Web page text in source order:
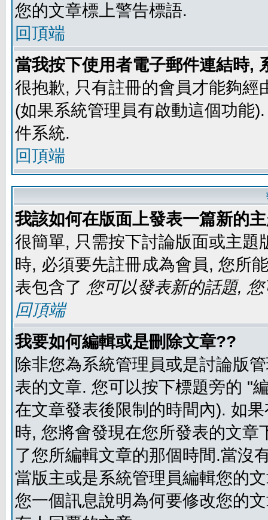
您的文章標上警告標語.
回頂端
當我按下使用者電子郵件連結時,
很抱歉, 只有註冊的會員才能夠
(如果系統管理員有啟動這個功能
件系統.
回頂端
我該如何在版面上發表一篇新的
很簡單, 只需按下討論版面或主
時, 必須要先註冊成為會員, 您所
表包含了 您可以發表新的話題,
回頂端
我要如何編輯或是刪除文章??
除非您為系統管理員或是討論版
表的文章. 您可以按下標題旁的 "
在文章發表後限制的時間內). 如
時, 您將會發現在您所發表的文
了您所編輯文章的那個時間.當沒
當版主或是系統管理員編輯您的
您一個訊息說明為何要修改您的